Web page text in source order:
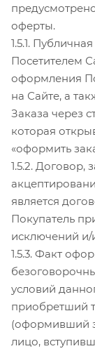
оферты.
1.5.1.
Посетителем
оформления
на Сайте, а
Заказа через
которая
«оформить
1.5.2.
является
Покупатель
исключений и/
1.5.3. Факт
условий
приобретший
(оформивший
лицо,